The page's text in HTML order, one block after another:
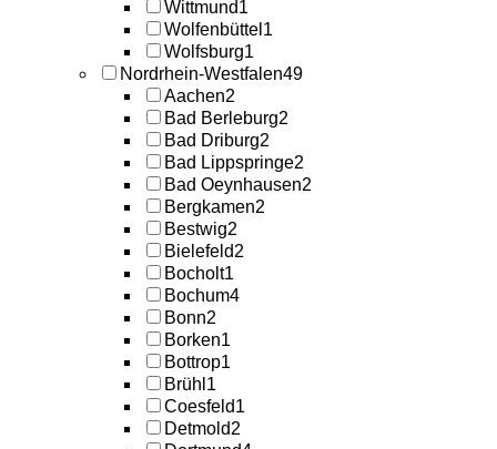
Wittmund1
Wolfenbüttel 1
Wolfsburg1
Nordrhein-Westfalen49
Aachen2
Bad Berleburg2
Bad Driburg2
Bad Lippspringe2
Bad Oeynhausen2
Bergkamen2
Bestwig2
Bielefeld2
Bocholt1
Bochum4
Bonn2
Borken1
Bottrop1
Brühl 1
Coesfeld1
Detmold2